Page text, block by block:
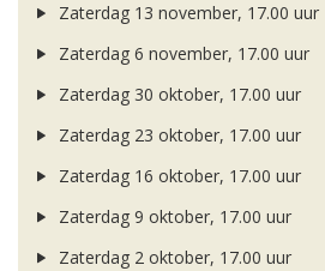
Zaterdag 13 november, 17.00 uur
Zaterdag 6 november, 17.00 uur
Zaterdag 30 oktober, 17.00 uur
Zaterdag 23 oktober, 17.00 uur
Zaterdag 16 oktober, 17.00 uur
Zaterdag 9 oktober, 17.00 uur
Zaterdag 2 oktober, 17.00 uur